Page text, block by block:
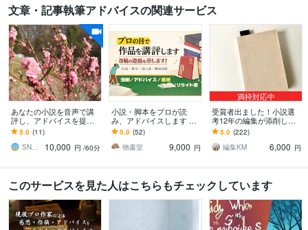
文章・記事執筆アドバイスの関連サービス
あなたの小説を音声で講
評し、アドバイスを提供
します 音声のみのビデオ
チャットでプロ作家があ
なたの小説を講評します
5.0 (11)
SNatsumi（創作講師）
10,000 円 /60分
小説・脚本をプロが読
み、アドバイスします 受
賞多数。こうすれば貴方
の物語、もっと伝わる。
5.0 (52)
物書堂
9,000 円
満枠対応中
受賞者出ました！小説選
考12年の編集が添削しま
す 【納品後質問OK】赤字
添削例と講評感想で修
正、改稿がわかる
5.0 (222)
編集KM
6,000 円
このサービスを見た人はこちらもチェックしています